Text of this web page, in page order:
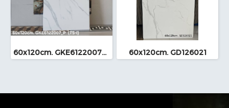
60x120cm. GKE6122007_P (TS-I) 60x120cm. GD126021